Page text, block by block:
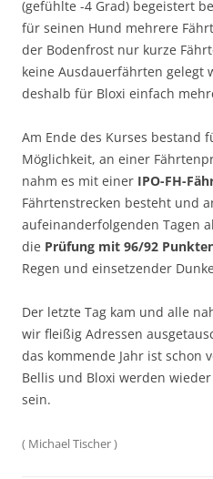
(gefühlte -4 Grad) begeistert
für seinen Hund mehrere
der Bodenfrost nur kurze
keine Ausdauerfährten gelegt
deshalb für Bloxi einfach
Am Ende des Kurses bestand
Möglichkeit, an einer
nahm es mit einer IPO-FH-
Fährtenstrecken besteht und
aufeinanderfolgenden Tagen
die Prüfung mit 96/92
Regen und einsetzender
Der letzte Tag kam und alle
wir fleißig Adressen
das kommende Jahr ist schon
Bellis und Bloxi werden
sein.
( Michael Tischer)